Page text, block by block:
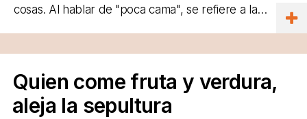
cosas. Al hablar de "poca cama", se refiere a la…
Quien come fruta y verdura,
aleja la sepultura